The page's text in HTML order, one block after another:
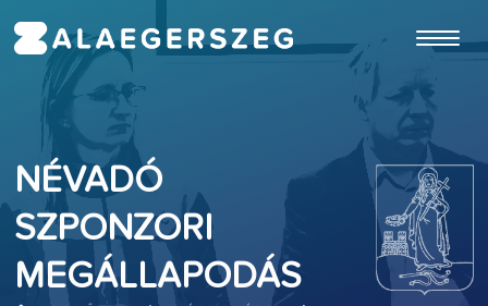
NÉVADÓ
SZPONZORI
MEGÁLLAPODÁS